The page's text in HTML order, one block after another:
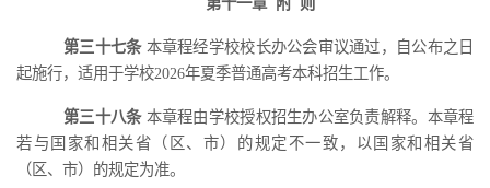
第三十七条 本章程经学校校长办公会审议通过，自公布之日
起施行，适用于学校2026年夏季普通高考本科招生工作。
第三十八条 本章程由学校授权招生办公室负责解释。本章程
若与国家和 相关省（区、市）的规定不一致，以国家和 相关省
（区、市）的规定为准。